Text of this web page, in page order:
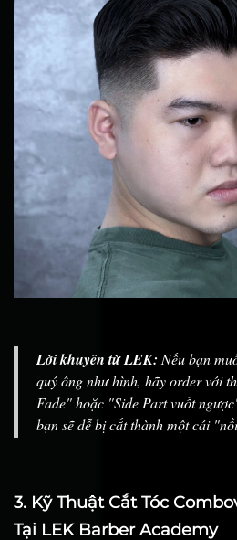
Lời khuyên từ LEK: Nếu bạn
quý ông như hình, hãy order với
Fade" hoặc "Side Part vuốt
bạn sẽ dễ bị cắt thành một cái
3. Kỹ Thuật Cắt Tóc
Tại LEK Barber Academy